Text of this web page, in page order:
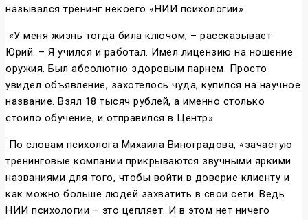
назывался тренинг некоего «НИИ психологии».
«У меня жизнь тогда била ключом, – рассказывает
Юрий. – Я учился и работал. Имел лицензию на ношение
оружия. Был абсолютно здоровым парнем. Просто
увидел объявление, захотелось чуда, купился на научное
название. Взял 18 тысяч рублей, а именно столько
стоило обучение, и отправился в Центр».
По словам психолога Михаила Виноградова, «зачастую
тренинговые компании прикрываются звучными яркими
названиями для того, чтобы войти в доверие клиенту и
как можно больше людей захватить в свои сети. Ведь
НИИ психологии – это цепляет. И в этом нет ничего